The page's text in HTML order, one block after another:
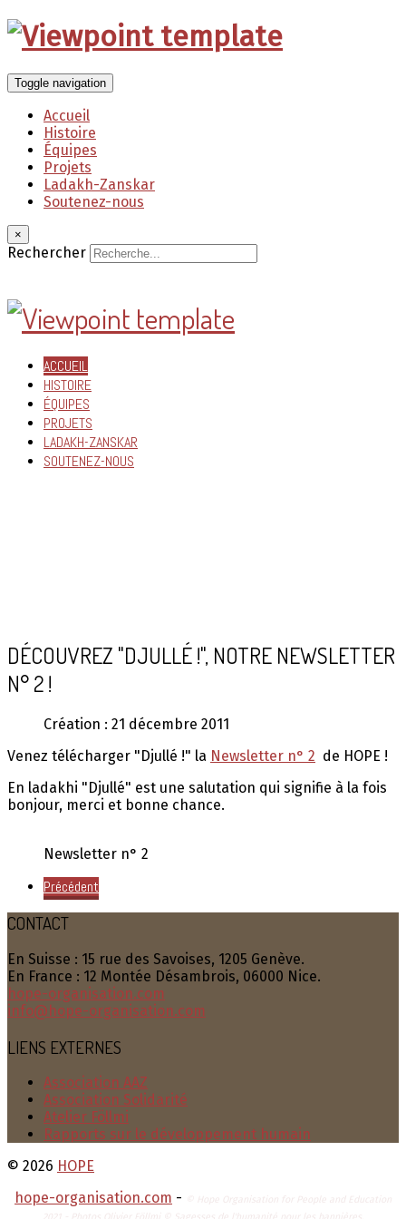
Toggle navigation
Accueil
Histoire
Équipes
Projets
Ladakh-Zanskar
Soutenez-nous
×
Rechercher
ACCUEIL
HISTOIRE
ÉQUIPES
PROJETS
LADAKH-ZANSKAR
SOUTENEZ-NOUS
DÉCOUVREZ "DJULLÉ !", NOTRE NEWSLETTER
N° 2 !
Création : 21 décembre 2011
Venez télécharger "Djullé !" la Newsletter n° 2 de HOPE !
En ladakhi "Djullé" est une salutation qui signifie à la fois
bonjour, merci et bonne chance.
Newsletter n° 2
Précédent
CONTACT
En Suisse : 15 rue des Savoises, 1205 Genève.
En France : 12 Montée Désambrois, 06000 Nice.
hope-organisation.com
info@hope-organisation.com
LIENS EXTERNES
Association AAZ
Association Solidarité
Atelier Föllmi
Rapports sur le développement humain
© 2026 HOPE
hope-organisation.com -